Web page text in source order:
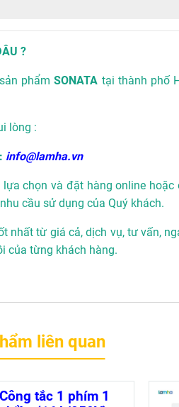
?
phẩm SONATA tại thành phố
lòng :
info@lamha.vn
chọn và đặt hàng online hoặc
cầu sử dụng của Quý khách.
nhất từ giá cả, dịch vụ, tư vấn,
của từng khách hàng.
liên quan
Công tắc 1 phím 1